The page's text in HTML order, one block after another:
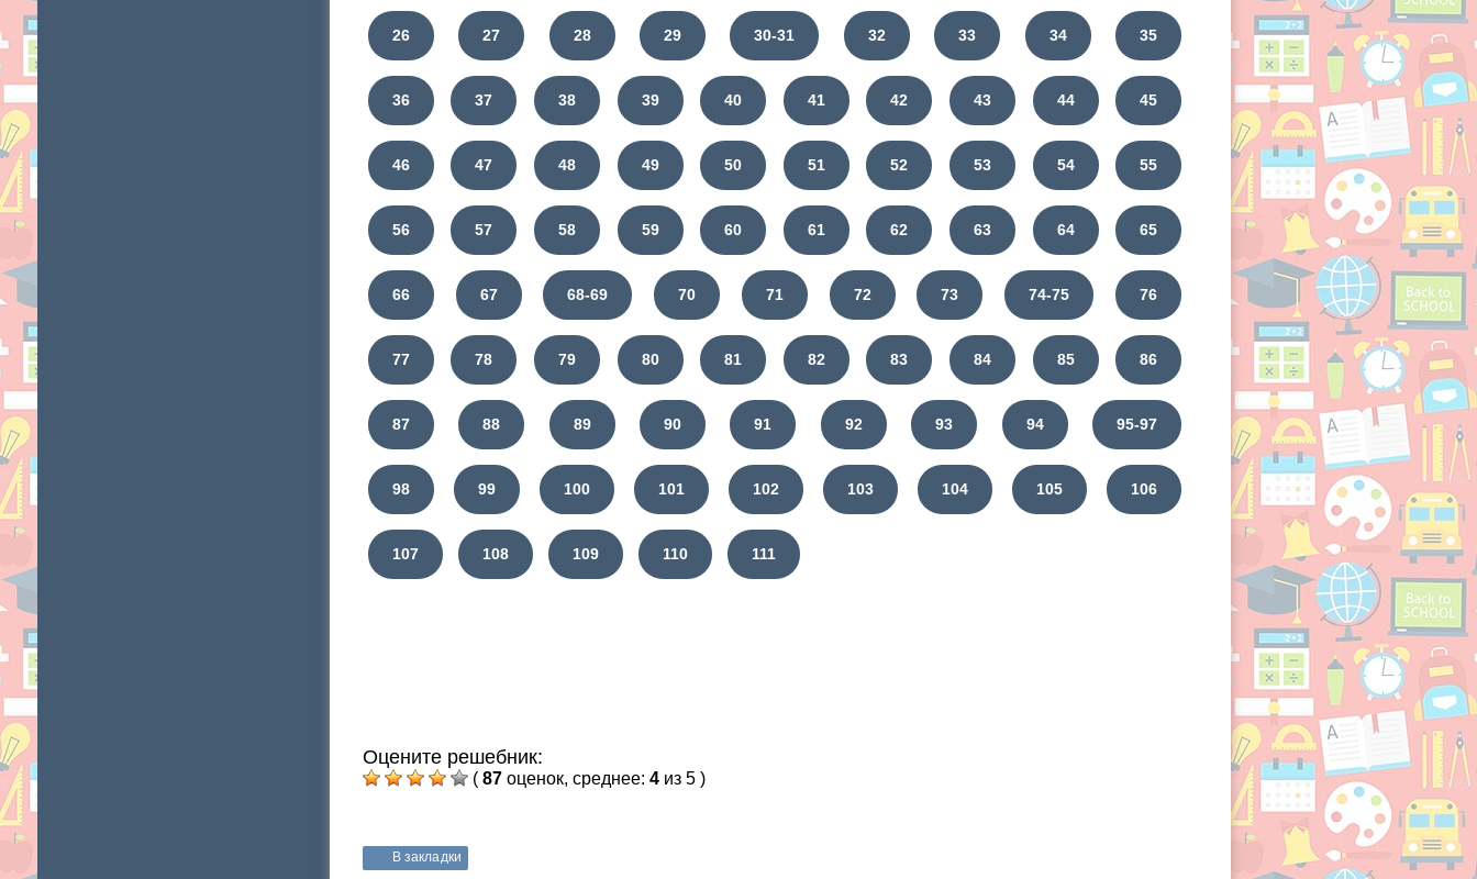
26 27 28 29 30-31 32 33 34 35
36 37 38 39 40 41 42 43 44 45
46 47 48 49 50 51 52 53 54 55
56 57 58 59 60 61 62 63 64 65
66 67 68-69 70 71 72 73 74-75 76
77 78 79 80 81 82 83 84 85 86
87 88 89 90 91 92 93 94 95-97
98 99 100 101 102 103 104 105 106
107 108 109 110 111
Оцените решебник:
( 87оценок, среднее: 4из 5 )
В закладки